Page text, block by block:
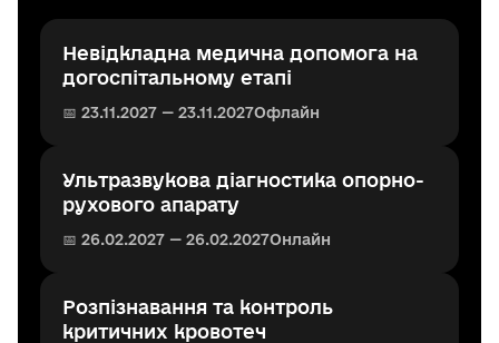
Невідкладна медична допомога на
догоспітальному етапі
📅 23.11.2027 — 23.11.2027Офлайн
Ультразвукова діагностика опорно-
рухового апарату
📅 26.02.2027 — 26.02.2027Онлайн
Розпізнавання та контроль
критичних кровотеч